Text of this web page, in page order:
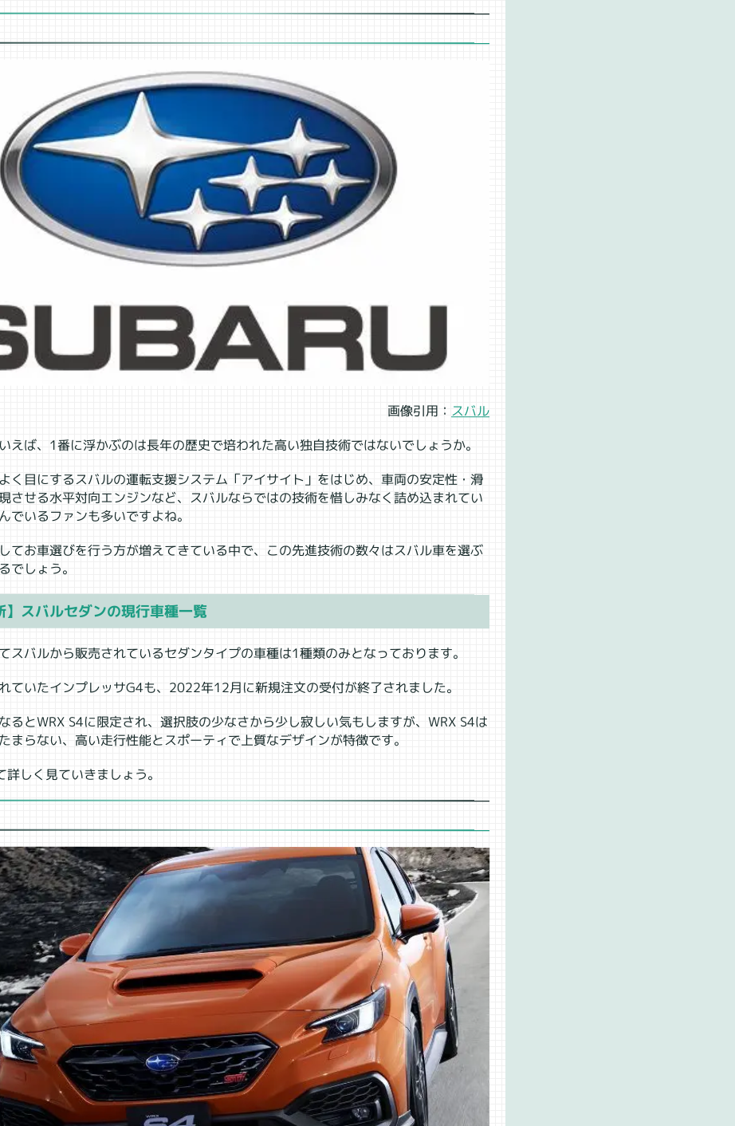
画像引用： スバル
えば、1番に浮かぶのは長年の歴史で培われた高い独自技術ではないでしょうか。
く目にするスバルの運転支援システム「アイサイト」をはじめ、車両の安定性・滑
させる水平対向エンジンなど、スバルならではの技術を惜しみなく詰め込まれてい
でいるファンも多いですよね。
てお車選びを行う方が増えてきている中で、この先進技術の数々はスバル車を選ぶ
でしょう。
】スバルセダンの現行車種一覧
スバルから販売されているセダンタイプの車種は1種類のみとなっております。
ていたインプレッサG4も、2022年12月に新規注文の受付が終了されました。
るとWRX S4に限定され、選択肢の少なさから少し寂しい気もしますが、WRX S4は
まらない、高い走行性能とスポーティで上質なデザインが特徴です。
詳しく見ていきましょう。